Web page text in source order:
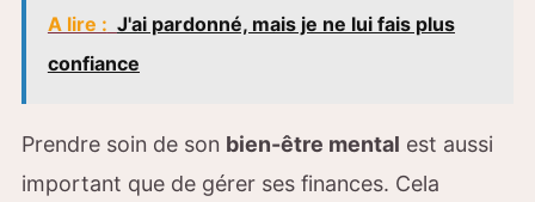
A lire : J'ai pardonné, mais je ne lui fais plus
confiance
Prendre soin de son bien-être mental est aussi
important que de gérer ses finances. Cela